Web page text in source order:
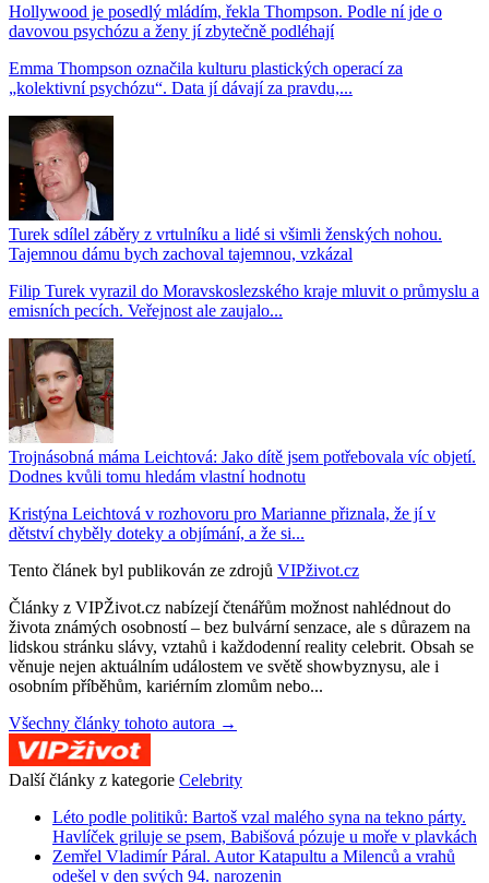
Hollywood je posedlý mládím, řekla Thompson. Podle ní jde o
davovou psychózu a ženy jí zbytečně podléhají
Emma Thompson označila kulturu plastických operací za
„kolektivní psychózu“. Data jí dávají za pravdu,...
Turek sdílel záběry z vrtulníku a lidé si všimli ženských nohou.
Tajemnou dámu bych zachoval tajemnou, vzkázal
Filip Turek vyrazil do Moravskoslezského kraje mluvit o průmyslu a
emisních pecích. Veřejnost ale zaujalo...
Trojnásobná máma Leichtová: Jako dítě jsem potřebovala víc objetí.
Dodnes kvůli tomu hledám vlastní hodnotu
Kristýna Leichtová v rozhovoru pro Marianne přiznala, že jí v
dětství chyběly doteky a objímání, a že si...
Tento článek byl publikován ze zdrojů VIPživot.cz
Články z VIPŽivot.cz nabízejí čtenářům možnost nahlédnout do
života známých osobností – bez bulvární senzace, ale s důrazem na
lidskou stránku slávy, vztahů i každodenní reality celebrit. Obsah se
věnuje nejen aktuálním událostem ve světě showbyznysu, ale i
osobním příběhům, kariérním zlomům nebo...
Všechny články tohoto autora →
Další články z kategorie Celebrity
Léto podle politiků: Bartoš vzal malého syna na tekno párty.
Havlíček griluje se psem, Babišová pózuje u moře v plavkách
Zemřel Vladimír Páral. Autor Katapultu a Milenců a vrahů
odešel v den svých 94. narozenin